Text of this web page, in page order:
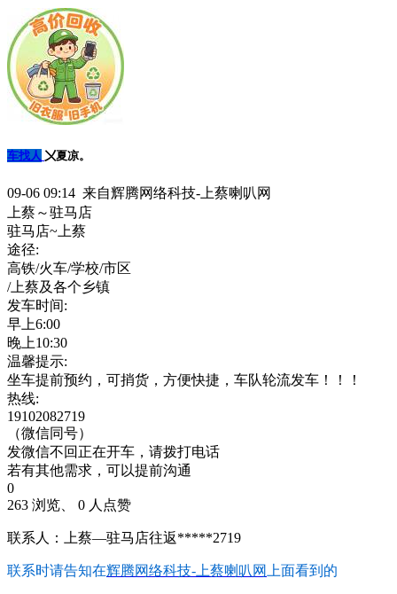
车找人 〤夏凉。
09-06 09:14 来自辉腾网络科技-上蔡喇叭网
上蔡～驻马店
驻马店~上蔡
途径:
高铁/火车/学校/市区
/上蔡及各个乡镇
发车时间:
早上6:00
晚上10:30
温馨提示:
坐车提前预约，可捎货，方便快捷，车队轮流发车！！！
热线:
19102082719
（微信同号）
发微信不回正在开车，请拨打电话
若有其他需求，可以提前沟通
0
263 浏览、 0 人点赞
联系人：上蔡—驻马店往返*****2719
联系时请告知在辉腾网络科技-上蔡喇叭网 上面看到的